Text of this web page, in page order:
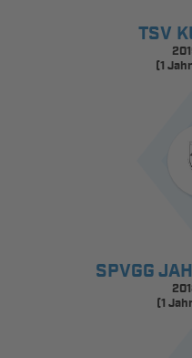
TSV
(1
SPVGG
(1